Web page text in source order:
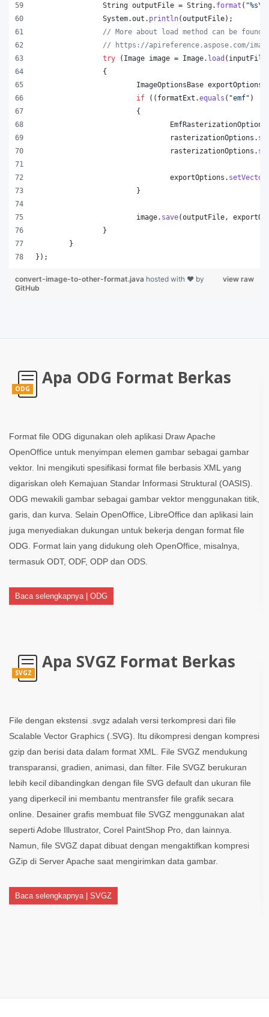
String outputFile = String. format ( "%s\\
System.out . println(outputFile);
// More about load method can be found
// https://apireference.aspose.com/
try ( Image image = Image. load ( inputFile
		{
ImageOptionsBase exportOptions
if (( formatExt .equals ( "emf" )
			{
EmfRasterizationOptions
rasterizationOptions .
rasterizationOptions .
exportOptions .
			}
image. save(outputFile ,
		}
	}
});
view raw
convert-image-to-other-format.java hosted with ❤ by
GitHub
ODG
Apa ODG Format Berkas
Format file ODG digunakan oleh aplikasi Draw Apache
OpenOffice untuk menyimpan elemen gambar sebagai gambar
vektor. Ini mengikuti spesifikasi format file berbasis XML yang
digariskan oleh Kemajuan Standar Informasi Struktural (OASIS).
ODG mewakili gambar sebagai gambar vektor menggunakan titik,
garis, dan kurva. Selain OpenOffice, LibreOffice dan aplikasi lain
juga menyediakan dukungan untuk bekerja dengan format file
ODG. Format lain yang didukung oleh OpenOffice, misalnya,
termasuk ODT, ODF, ODP dan ODS.
Baca selengkapnya | ODG
SVGZ
Apa SVGZ Format Berkas
File dengan ekstensi .svgz adalah versi terkompresi dari file
Scalable Vector Graphics (.SVG). Itu dikompresi dengan kompresi
gzip dan berisi data dalam format XML. File SVGZ mendukung
transparansi, gradien, animasi, dan filter. File SVGZ berukuran
lebih kecil dibandingkan dengan file SVG default dan ukuran file
yang diperkecil ini membantu mentransfer file grafik secara
online. Desainer grafis membuat file SVGZ menggunakan alat
seperti Adobe Illustrator, Corel PaintShop Pro, dan lainnya.
Namun, file SVGZ dapat dibuat dengan mengaktifkan kompresi
GZip di Server Apache saat mengirimkan data gambar.
Baca selengkapnya | SVGZ